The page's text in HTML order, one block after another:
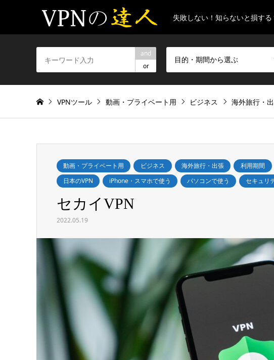
失敗しない！知らないと損す
and
or
目的・期間から選ぶ
VPNツール 動画・プライベート用 ビジネス 海外旅行・
動画・プライベート用 ビジネス 海外旅行・出張
利用期間
日本のVPN
iPhone・スマホで使う パソコンで使う セキュリ
セカイVPN
2022.05.19